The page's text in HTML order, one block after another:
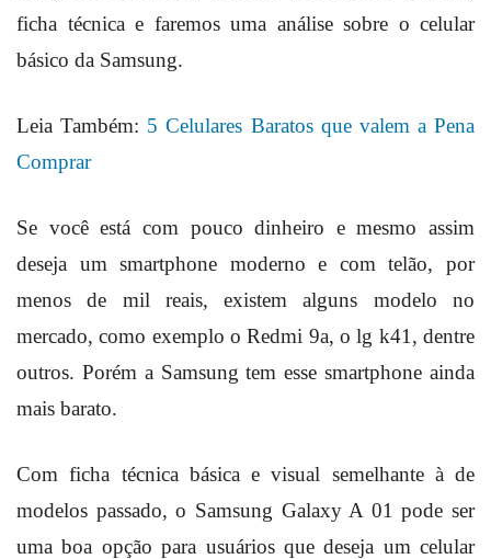
ficha técnica e faremos uma análise sobre o celular
básico da Samsung.
Leia Também: 5 Celulares Baratos que valem a Pena
Comprar
Se você está com pouco dinheiro e mesmo assim
deseja um smartphone moderno e com telão, por
menos de mil reais, existem alguns modelo no
mercado, como exemplo o Redmi 9a, o lg k41, dentre
outros. Porém a Samsung tem esse smartphone ainda
mais barato.
Com ficha técnica básica e visual semelhante à de
modelos passado, o Samsung Galaxy A 01 pode ser
uma boa opção para usuários que deseja um celular